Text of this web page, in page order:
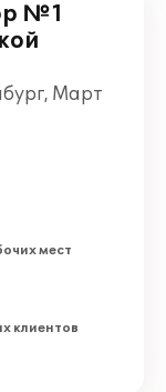
№1
Март
мест
клиентов